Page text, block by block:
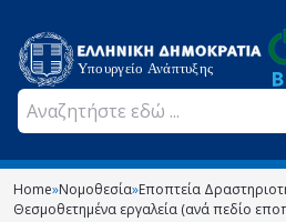
Home»Νομοθεσία»Εποπτεία
Θεσμοθετημένα εργαλεία (ανά πεδίο